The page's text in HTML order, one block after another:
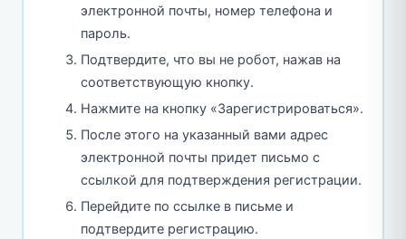
электронной почты, номер телефона и
пароль.
Подтвердите, что вы не робот, нажав на
соответствующую кнопку.
Нажмите на кнопку «Зарегистрироваться».
После этого на указанный вами адрес
электронной почты придет письмо с
ссылкой для подтверждения регистрации.
Перейдите по ссылке в письме и
подтвердите регистрацию.